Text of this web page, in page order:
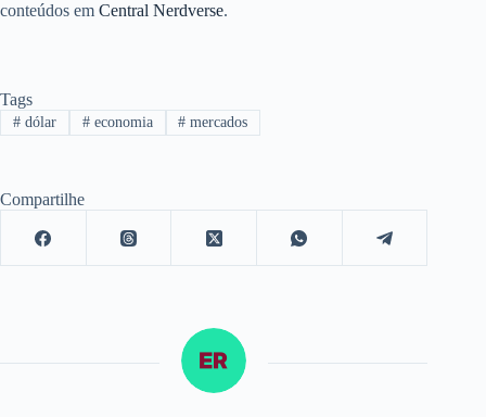
conteúdos em Central Nerdverse.
Tags
#dólar #economia # mercados
Compartilhe